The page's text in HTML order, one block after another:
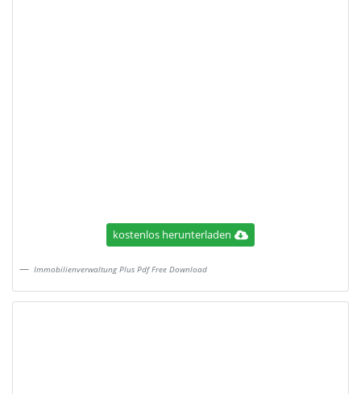
kostenlos herunterladen
Immobilienverwaltung Plus Pdf Free Download